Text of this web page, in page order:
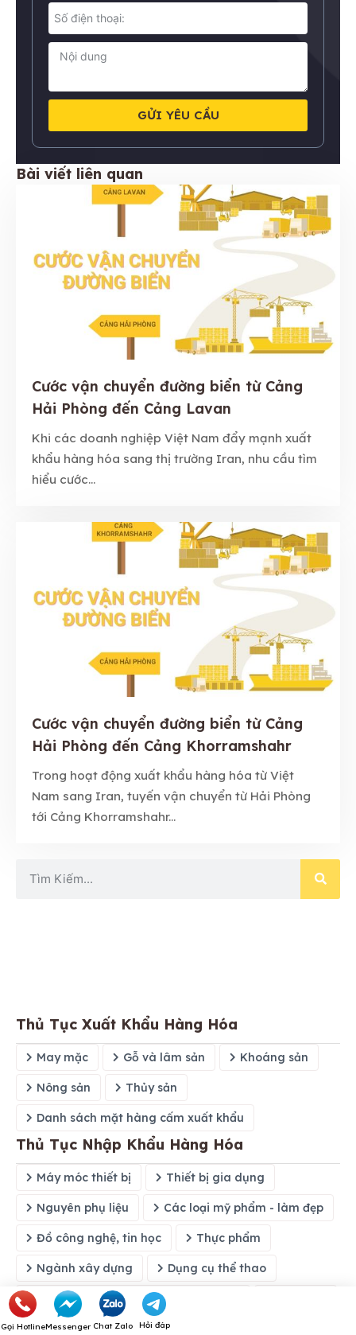
GỬI YÊU CẦU
Bài viết liên quan
Cước vận chuyển đường biển từ Cảng
Hải Phòng đến Cảng Lavan
Khi các doanh nghiệp Việt Nam đẩy mạnh xuất
khẩu hàng hóa sang thị trường Iran, nhu cầu tìm
hiểu cước...
Cước vận chuyển đường biển từ Cảng
Hải Phòng đến Cảng Khorramshahr
Trong hoạt động xuất khẩu hàng hóa từ Việt
Nam sang Iran, tuyến vận chuyển từ Hải Phòng
tới Cảng Khorramshahr...
Thủ Tục Xuất Khẩu Hàng Hóa
May mặc Gỗ và lâm sản Khoáng sản
Nông sản Thủy sản
Danh sách mặt hàng cấm xuất khẩu
Thủ Tục Nhập Khẩu Hàng Hóa
Máy móc thiết bị Thiết bị gia dụng
Nguyên phụ liệu Các loại mỹ phẩm - làm đẹp
Đồ công nghệ, tin học Thực phẩm
Ngành xây dựng Dụng cụ thể thao
Phương tiện giao thông và phụ kiện
Ngành y tế Nội thất
Gọi HotlineMessenger Chat Zalo Hỏi đáp